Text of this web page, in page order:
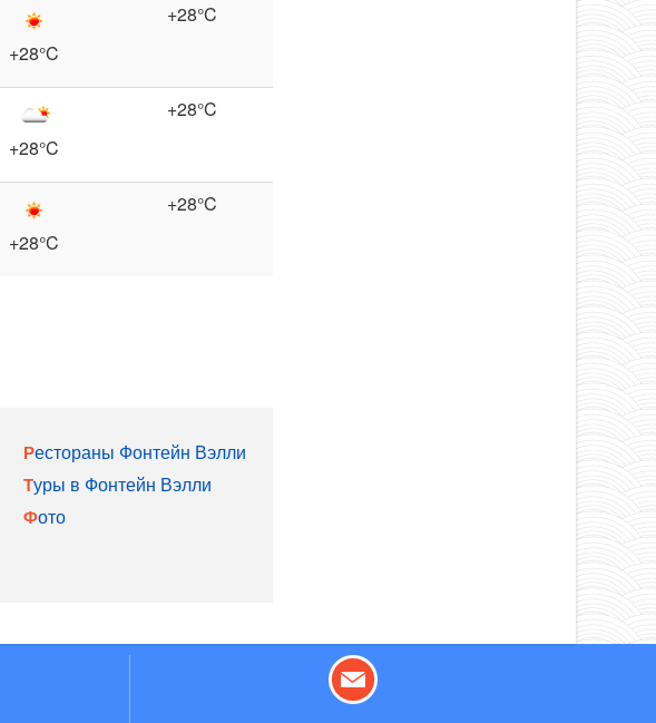
+28°C
+28°C
+28°C
+28°C
+28°C
+28°C
Рестораны Фонтейн Вэлли
Туры в Фонтейн Вэлли
Фото